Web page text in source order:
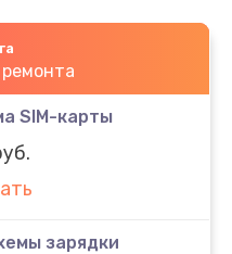
SIM-карты
зарядки